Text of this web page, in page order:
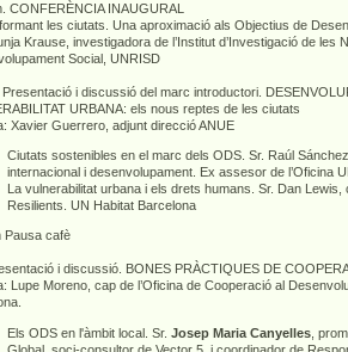
CONFERÈNCIA INAUGURAL
les ciutats. Una aproximació als Objectius de
Krause, investigadora de l’Institut d’Investigació de les
Social, UNRISD
Presentació i discussió del marc introductori.
URBANA: els nous reptes de les ciutats
Xavier Guerrero, adjunt direcció ANUE
Ciutats sostenibles en el marc dels ODS. Sr. Raúl
internacional i desenvolupament. Ex assesor de l’Oficina
La vulnerabilitat urbana i els drets humans. Sr. Dan
Resilients. UN Habitat Barcelona
Pausa cafè
i discussió. BONES PRÀCTIQUES DE
Lupe Moreno, cap de l’Oficina de Cooperació al
Els ODS en l'àmbit local. Sr. Josep Maria Canyelles ,
Global, soci-consultor de Vector 5, i coordinador de